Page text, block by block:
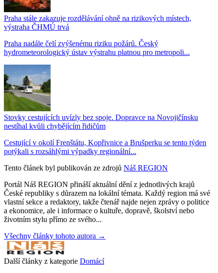
Praha stále zakazuje rozdělávání ohně na rizikových místech,
výstraha ČHMÚ trvá
Praha nadále čelí zvýšenému riziku požárů. Český
hydrometeorologický ústav výstrahu platnou pro metropoli...
Stovky cestujících uvízly bez spoje. Dopravce na Novojičínsku
nestíhal kvůli chybějícím řidičům
Cestující v okolí Frenštátu, Kopřivnice a Brušperku se tento týden
potýkali s rozsáhlými výpadky regionální...
Tento článek byl publikován ze zdrojů Náš REGION
Portál Náš REGION přináší aktuální dění z jednotlivých krajů
České republiky s důrazem na lokální témata. Každý region má své
vlastní sekce a redaktory, takže čtenář najde nejen zprávy o politice
a ekonomice, ale i informace o kultuře, dopravě, školství nebo
životním stylu přímo ze svého...
Všechny články tohoto autora →
Další články z kategorie Domácí